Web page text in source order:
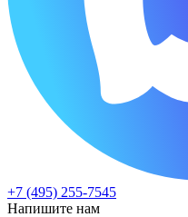
+7 (495) 255-7545
Напишите нам